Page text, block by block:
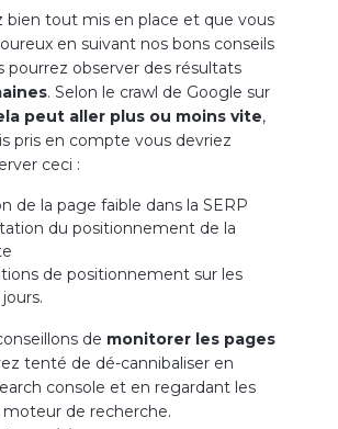
bien tout mis en place et que vous
en suivant nos bons conseils
pourrez observer des résultats
. Selon le crawl de Google sur
peut aller plus ou moins vite,
pris en compte vous devriez
ceci :
de la page faible dans la SERP
du positionnement de la
de positionnement sur les
de monitorer les pages
tenté de dé-cannibaliser en
console et en regardant les
de recherche.